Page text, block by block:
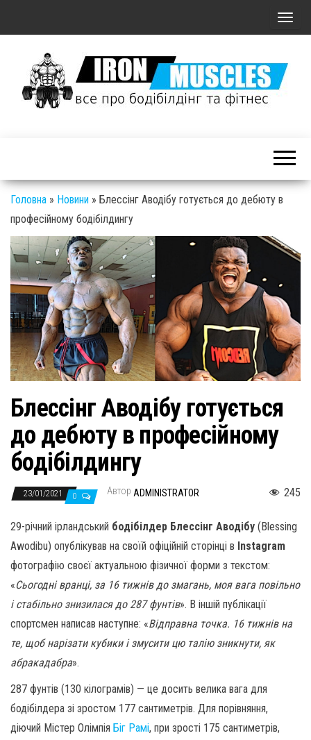
П
к
а
ь
/
ы
н
а
в
и
бодібілдинг
і фітнес
Головна » Новини » Блессінг Аводібу готується до дебюту в
професійному бодібілдингу
Блессінг Аводібу готується
до дебюту в професійному
бодібілдингу
23/01/2021 0 Автор ADMINISTRATOR 245
29-річний ірландський бодібілдер Блессінг Аводібу (Blessing
Awodibu) опублікував на своїй офіційній сторінці в Instagram
фотографію своєї актуальною фізичної форми з текстом:
«Сьогодні вранці, за 16 тижнів до змагань, моя вага повільно
і стабільно знизилася до 287 фунтів». В іншій публікації
спортсмен написав наступне: «Відправна точка. 16 тижнів на
те, щоб нарізати кубики і змусити цю талію зникнути, як
абракадабра».
287 фунтів (130 кілограмів) — це досить велика вага для
бодібілдера зі зростом 177 сантиметрів. Для порівняння,
діючий Містер Олімпія Біг Рамі, при зрості 175 сантиметрів,